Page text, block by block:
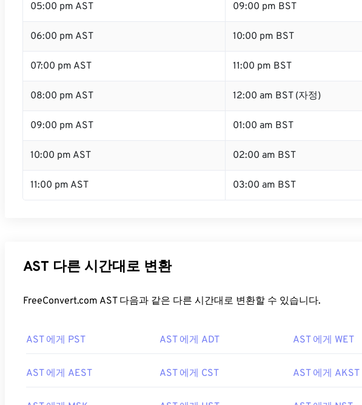
05:00 pm AST 09:00 pm BST
06:00 pm AST 10:00 pm BST
07:00 pm AST 11:00 pm BST
08:00 pm AST 12:00 am BST (자정)
09:00 pm AST 01:00 am BST
10:00 pm AST 02:00 am BST
11:00 pm AST 03:00 am BST
AST 다른 시간대로 변환
FreeConvert.com AST 다음과 같은 다른 시간대로 변환할 수 있습니다.
AST 에게 PST AST 에게 ADT AST 에게 WET
AST 에게 AEST AST 에게 CST AST 에게 AKST